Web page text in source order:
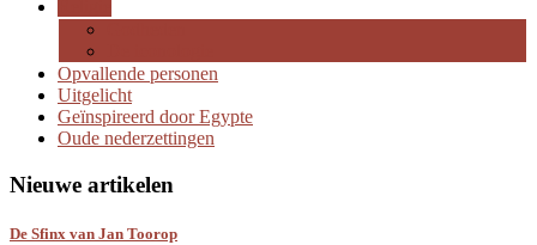
Opvallende personen
Uitgelicht
Geïnspireerd door Egypte
Oude nederzettingen
Nieuwe artikelen
De Sfinx van Jan Toorop